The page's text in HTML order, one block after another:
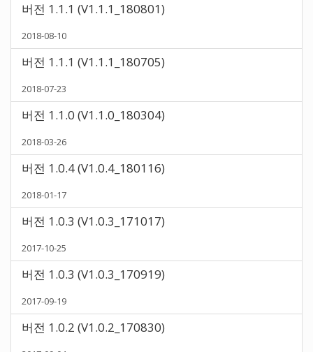
버전 1.1.1 (V1.1.1_180801)
2018-08-10
버전 1.1.1 (V1.1.1_180705)
2018-07-23
버전 1.1.0 (V1.1.0_180304)
2018-03-26
버전 1.0.4 (V1.0.4_180116)
2018-01-17
버전 1.0.3 (V1.0.3_171017)
2017-10-25
버전 1.0.3 (V1.0.3_170919)
2017-09-19
버전 1.0.2 (V1.0.2_170830)